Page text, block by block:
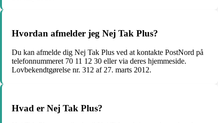
Hvordan afmelder jeg Nej Tak Plus?
Du kan afmelde dig Nej Tak Plus ved at kontakte PostNord på
telefonnummeret 70 11 12 30 eller via deres hjemmeside.
Lovbekendtgørelse nr. 312 af 27. marts 2012.
Hvad er Nej Tak Plus?